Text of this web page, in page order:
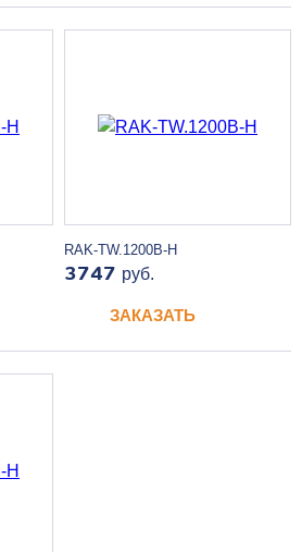
RAK-TW.1200B-H
3747 руб.
ЗАКАЗАТЬ